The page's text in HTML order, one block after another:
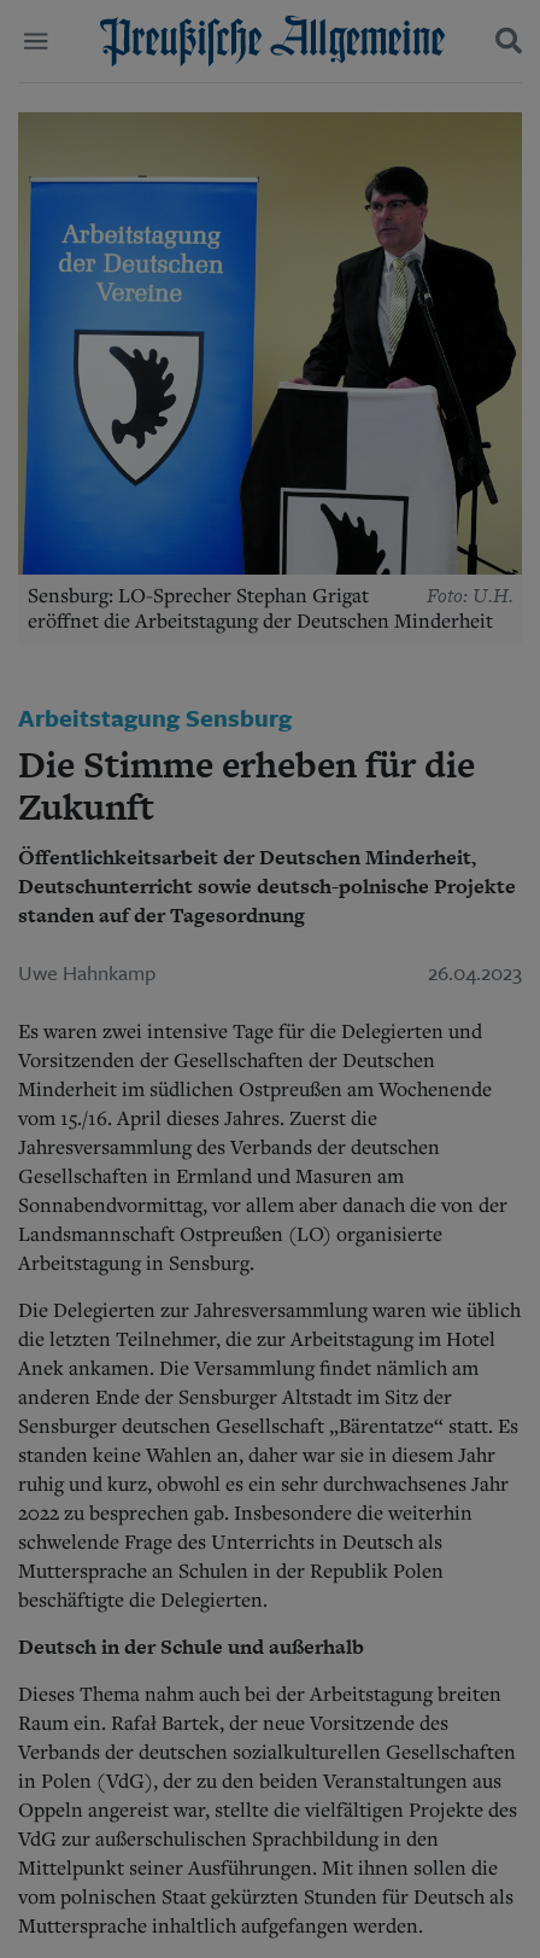
Start
Wer wir sind
Aktuelle Ausgabe
Abonnenten-Login
Abonnent werden
Abo Prämien
Wirtschaft
Gesellschaft
Geschichte
Ostpreußen
Pommern
Berlin-Brandenburg
Schlesien
Danzig und Westpreußen
Bücher
Kontakt
Impressum
Datenschutz
Foto: U.H.
Sensburg: LO-Sprecher Stephan Grigat
eröffnet die Arbeitstagung der Deutschen Minderheit
Arbeitstagung Sensburg
Die Stimme erheben für die
Zukunft
Öffentlichkeitsarbeit der Deutschen Minderheit,
Deutschunterricht sowie deutsch-polnische Projekte
standen auf der Tagesordnung
Uwe Hahnkamp 26.04.2023
Es waren zwei intensive Tage für die Delegierten und
Vorsitzenden der Gesellschaften der Deutschen
Minderheit im südlichen Ostpreußen am Wochenende
vom 15./16. April dieses Jahres. Zuerst die
Jahresversammlung des Verbands der deutschen
Gesellschaften in Ermland und Masuren am
Sonnabendvormittag, vor allem aber danach die von der
Landsmannschaft Ostpreußen (LO) organisierte
Arbeitstagung in Sensburg.
Die Delegierten zur Jahresversammlung waren wie üblich
die letzten Teilnehmer, die zur Arbeitstagung im Hotel
Anek ankamen. Die Versammlung findet nämlich am
anderen Ende der Sensburger Altstadt im Sitz der
Sensburger deutschen Gesellschaft „Bärentatze“ statt. Es
standen keine Wahlen an, daher war sie in diesem Jahr
ruhig und kurz, obwohl es ein sehr durchwachsenes Jahr
2022 zu besprechen gab. Insbesondere die weiterhin
schwelende Frage des Unterrichts in Deutsch als
Muttersprache an Schulen in der Republik Polen
beschäftigte die Delegierten.
Deutsch in der Schule und außerhalb
Dieses Thema nahm auch bei der Arbeitstagung breiten
Raum ein. Rafał Bartek, der neue Vorsitzende des
Verbands der deutschen sozialkulturellen Gesellschaften
in Polen (VdG), der zu den beiden Veranstaltungen aus
Oppeln angereist war, stellte die vielfältigen Projekte des
VdG zur außerschulischen Sprachbildung in den
Mittelpunkt seiner Ausführungen. Mit ihnen sollen die
vom polnischen Staat gekürzten Stunden für Deutsch als
Muttersprache inhaltlich aufgefangen werden.